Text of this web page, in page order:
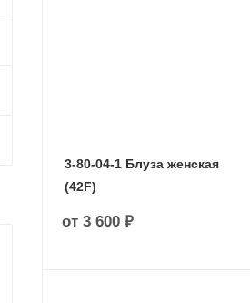
3-80-04-1 Блуза женcкая
(42F)
от 3 600 ₽